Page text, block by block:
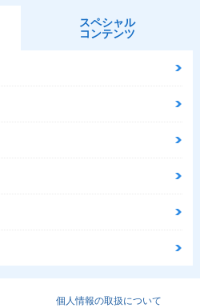
スペシャル
コンテンツ
個人情報の取扱について